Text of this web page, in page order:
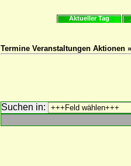
Aktueller Tag
Termine Veranstaltungen Aktionen
Suchen in: